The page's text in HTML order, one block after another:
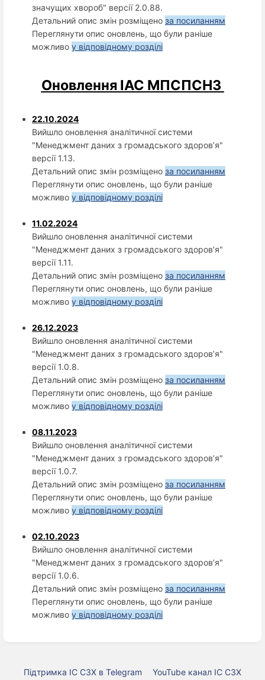
значущих хвороб" версії 2.0.88.
Детальний опис змін розміщено за посиланням
Переглянути опис оновлень, що були раніше
можливо у відповідному розділі
Оновлення ІАС МПСПСНЗ
22.10.2024
Вийшло оновлення аналітичної системи
"Менеджмент даних з громадського здоров’я"
версії 1.13.
Детальний опис змін розміщено за посиланням
Переглянути опис оновлень, що були раніше
можливо у відповідному розділі
11.02.2024
Вийшло оновлення аналітичної системи
"Менеджмент даних з громадського здоров’я"
версії 1.11.
Детальний опис змін розміщено за посиланням
Переглянути опис оновлень, що були раніше
можливо у відповідному розділі
26.12.2023
Вийшло оновлення аналітичної системи
"Менеджмент даних з громадського здоров’я"
версії 1.0.8.
Детальний опис змін розміщено за посиланням
Переглянути опис оновлень, що були раніше
можливо у відповідному розділі
08.11.2023
Вийшло оновлення аналітичної системи
"Менеджмент даних з громадського здоров’я"
версії 1.0.7.
Детальний опис змін розміщено за посиланням
Переглянути опис оновлень, що були раніше
можливо у відповідному розділі
02.10.2023
Вийшло оновлення аналітичної системи
"Менеджмент даних з громадського здоров’я"
версії 1.0.6.
Детальний опис змін розміщено за посиланням
Переглянути опис оновлень, що були раніше
можливо у відповідному розділі
Підтримка ІС СЗХ в Telegram YouTube канал ІС СЗХ